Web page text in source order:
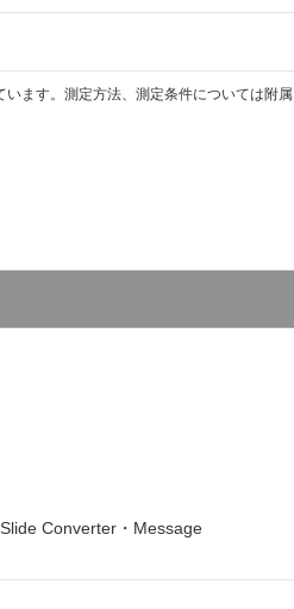
ます。測定方法、測定条件については附属
Converter・Message